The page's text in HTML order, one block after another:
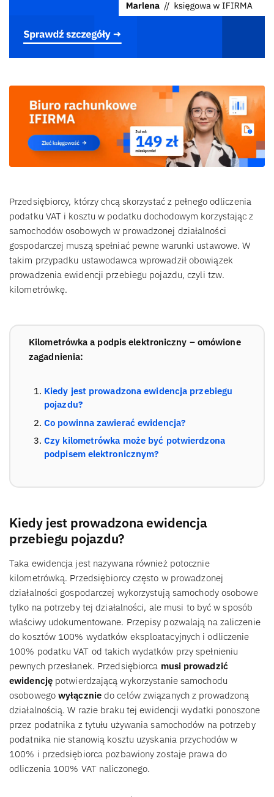
Przedsiębiorcy, którzy chcą skorzystać z pełnego odliczenia
podatku VAT i kosztu w podatku dochodowym korzystając z
samochodów osobowych w prowadzonej działalności
gospodarczej muszą spełniać pewne warunki ustawowe. W
takim przypadku ustawodawca wprowadził obowiązek
prowadzenia ewidencji przebiegu pojazdu, czyli tzw.
kilometrówkę.
Kilometrówka a podpis elektroniczny – omówione
zagadnienia:
Kiedy jest prowadzona ewidencja przebiegu
pojazdu?
Co powinna zawierać ewidencja?
Czy kilometrówka może być potwierdzona
podpisem elektronicznym?
Kiedy jest prowadzona ewidencja
przebiegu pojazdu?
Taka ewidencja jest nazywana również potocznie
kilometrówką. Przedsiębiorcy często w prowadzonej
działalności gospodarczej wykorzystują samochody osobowe
tylko na potrzeby tej działalności, ale musi to być w sposób
właściwy udokumentowane. Przepisy pozwalają na zaliczenie
do kosztów 100% wydatków eksploatacyjnych i odliczenie
100% podatku VAT od takich wydatków przy spełnieniu
pewnych przesłanek. Przedsiębiorca musi prowadzić
ewidencję potwierdzającą wykorzystanie samochodu
osobowegowyłączniedo celów związanych z prowadzoną
działalnością. W razie braku tej ewidencji wydatki ponoszone
przez podatnika z tytułu używania samochodów na potrzeby
podatnika nie stanowią kosztu uzyskania przychodów w
100% i przedsiębiorca pozbawiony zostaje prawa do
odliczenia 100% VAT naliczonego.